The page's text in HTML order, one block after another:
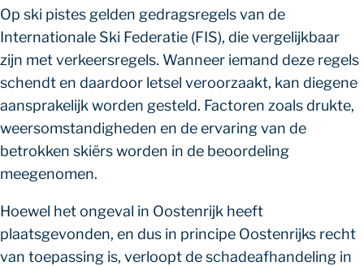
Op ski pistes gelden gedragsregels van de
Internationale Ski Federatie (FIS), die vergelijkbaar
zijn met verkeersregels. Wanneer iemand deze regels
schendt en daardoor letsel veroorzaakt, kan diegene
aansprakelijk worden gesteld. Factoren zoals drukte,
weersomstandigheden en de ervaring van de
betrokken skiërs worden in de beoordeling
meegenomen.
Hoewel het ongeval in Oostenrijk heeft
plaatsgevonden, en dus in principe Oostenrijks recht
van toepassing is, verloopt de schadeafhandeling in